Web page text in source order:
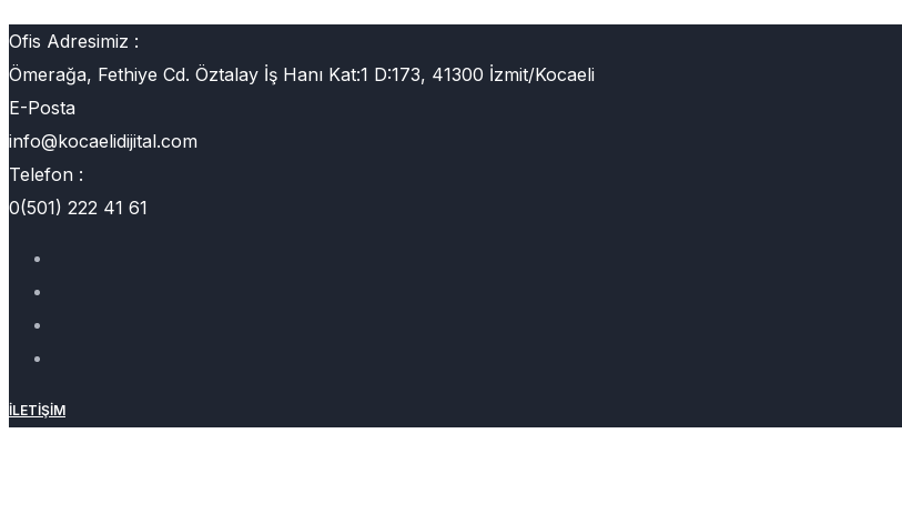
Ofis Adresimiz :
Ömerağa, Fethiye Cd. Öztalay İş Hanı Kat:1 D:173, 41300 İzmit/Kocaeli
E-Posta
info@kocaelidijital.com
Telefon :
0(501) 222 41 61
İLETIŞIM